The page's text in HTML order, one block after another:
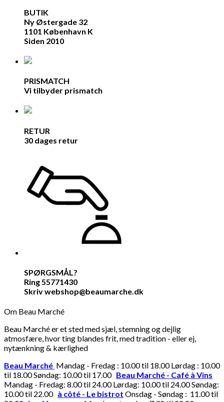
BUTIK
Ny Østergade 32
1101 København K
Siden 2010
PRISMATCH
Vi tilbyder prismatch
RETUR
30 dages retur
SPØRGSMÅL?
Ring 55771430
Skriv webshop@beaumarche.dk
Om Beau Marché
Beau Marché er et sted med sjæl, stemning og dejlig
atmosfære, hvor ting blandes frit, med tradition - eller ej,
nytænkning & kærlighed
Beau Marché Mandag - Fredag : 10.00 til 18.00 Lørdag : 10.00
til 18.00 Søndag: 10.00 til 17.00 Beau Marché - Café à Vins
Mandag - Fredag: 8.00 til 24.00 Lørdag: 10.00 til 24.00 Søndag:
10.00 til 22.00 à côté - Le bistrot Onsdag - Søndag : 11.00 til